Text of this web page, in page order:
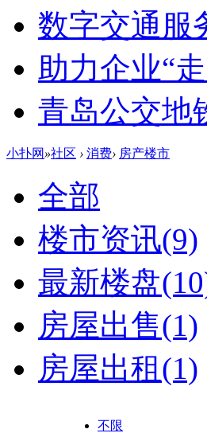
数字交通服
助力企业“
青岛公交地
小扑网 »社区 › 消费› 房产楼市
全部
楼市资讯(9)
最新楼盘
房屋出售(1)
房屋出租(1)
不限